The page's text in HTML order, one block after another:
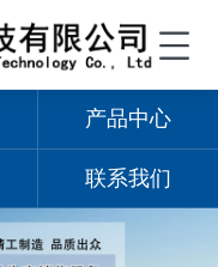
产品中心
联系我们